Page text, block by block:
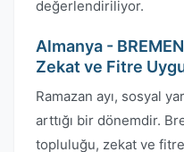
değerlendiriliyor.
Almanya -
Zekat ve Fitre
Ramazan ayı, sosyal
arttığı bir dönemdir.
topluluğu, zekat ve